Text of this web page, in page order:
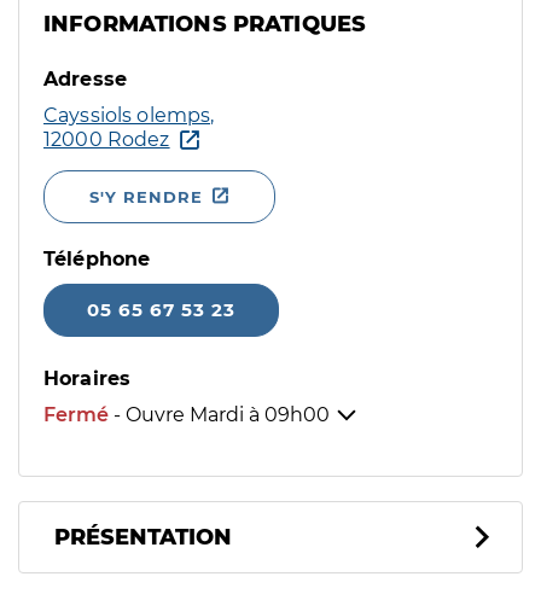
INFORMATIONS PRATIQUES
Adresse
Cayssiols olemps,
12000 Rodez
S'Y RENDRE
Téléphone
05 65 67 53 23
Horaires
Fermé - Ouvre Mardi à 09h00
PRÉSENTATION